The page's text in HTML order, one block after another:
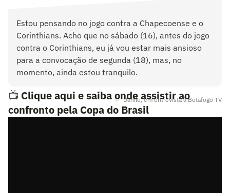
Estou pensando no jogo contra a Chapecoense e o
Corinthians. Acho que no sábado (16), antes do jogo
contra o Corinthians, eu já vou estar mais ansioso
para a convocação de segunda (18), mas, no
momento, ainda estou tranquilo.
Danilo, em entrevista à Botafogo TV
📺 Clique aqui e saiba onde assistir ao
confronto pela Copa do Brasil